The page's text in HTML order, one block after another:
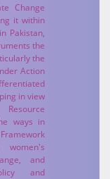
Change
it within
Pakistan,
the
the
Action
in view
ways in
and
and